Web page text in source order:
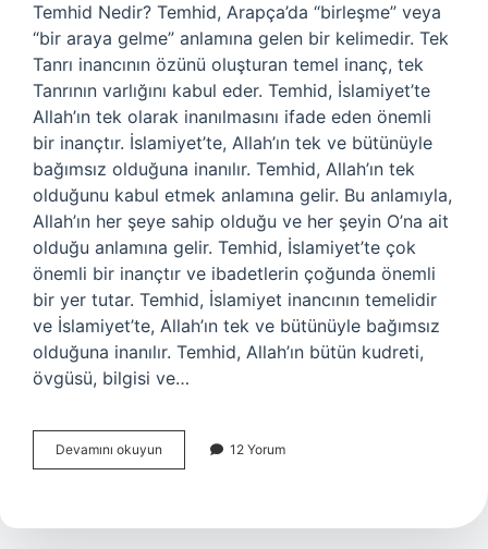
Temhid Nedir? Temhid, Arapça’da “birleşme” veya
“bir araya gelme” anlamına gelen bir kelimedir. Tek
Tanrı inancının özünü oluşturan temel inanç, tek
Tanrının varlığını kabul eder. Temhid, İslamiyet’te
Allah’ın tek olarak inanılmasını ifade eden önemli
bir inançtır. İslamiyet’te, Allah’ın tek ve bütünüyle
bağımsız olduğuna inanılır. Temhid, Allah’ın tek
olduğunu kabul etmek anlamına gelir. Bu anlamıyla,
Allah’ın her şeye sahip olduğu ve her şeyin O’na ait
olduğu anlamına gelir. Temhid, İslamiyet’te çok
önemli bir inançtır ve ibadetlerin çoğunda önemli
bir yer tutar. Temhid, İslamiyet inancının temelidir
ve İslamiyet’te, Allah’ın tek ve bütünüyle bağımsız
olduğuna inanılır. Temhid, Allah’ın bütün kudreti,
övgüsü, bilgisi ve…
Devamını okuyun
ne
12 Yorum